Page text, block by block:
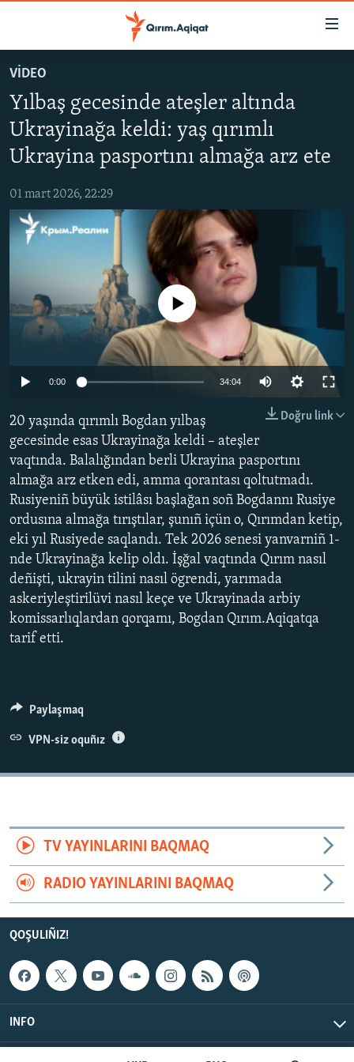
Esas
mündericege
qaytmaq
Baş
navigatsiyağa
qaytmaq
qaytmaq
SİYASET
İQTİSADİYAT
CEMİYET
MEDENİYET
İNSAN AQLARI
BLOGLAR
FİKİR
Русский
Українською
QOŞULIÑIZ!
RFE/RS bütün saytları
VİDEO
Yılbaş gecesinde ateşler altında
Ukrayinağa keldi: yaş qırımlı
Ukrayina pasportını almağa arz ete
01 mart 2026, 22:29
360p 480p
No media source currently available
0:00 34:04
240p
480p
1080p
Doğru link
20 yaşında qırımlı Bogdan yılbaş
gecesinde esas Ukrayinağa keldi – ateşler
vaqtında. Balalığından berli Ukrayina pasportını
almağa arz etken edi, amma qorantası qoltutmadı.
Rusiyeniñ büyük istilâsı başlağan soñ Bogdannı Rusiye
ordusına almağa tırıştılar, şunıñ içün o, Qırımdan ketip,
eki yıl Rusiyede saqlandı. Tek 2026 senesi yanvarniñ 1-
nde Ukrayinağa kelip oldı. İşğal vaqtında Qırım nasıl
deñişti, ukrayin tilini nasıl ögrendi, yarımada
askeriyleştirilüvi nasıl keçe ve Ukrayinada arbiy
komissarlıqlardan qorqamı, Bogdan Qırım.Aqiqatqa
tarif etti.
Paylaşmaq
VPN-siz oquñız
TV YAYINLARINI BAQMAQ
RADIO YAYINLARINI BAQMAQ
QOŞULIÑIZ!
INFO